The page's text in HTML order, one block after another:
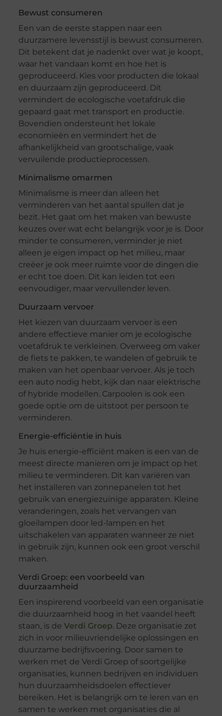
Bewust consumeren
Een van de eerste stappen naar een
duurzamere levensstijl is bewust consumeren.
Dit betekent dat je nadenkt over wat je koopt,
waar het vandaan komt en hoe het is
geproduceerd. Kies voor producten die lokaal
en duurzaam zijn geproduceerd. Dit
vermindert de ecologische voetafdruk die
gepaard gaat met transport en productie.
Bovendien ondersteunt het lokale
economieën en vermindert het de
afhankelijkheid van grootschalige, vaak
vervuilende productieprocessen.
Minimalisme omarmen
Minimalisme is meer dan alleen het
verminderen van het aantal spullen dat je
bezit. Het gaat om het maken van bewuste
keuzes over wat echt belangrijk voor je is. Door
minder te consumeren, verminder je niet
alleen je eigen impact op het milieu, maar
creëer je ook meer ruimte voor de dingen die
er echt toe doen. Dit kan leiden tot een
eenvoudiger, maar vervullender leven.
Duurzaam vervoer
Het kiezen van duurzaam vervoer is een
andere effectieve manier om je ecologische
voetafdruk te verkleinen. Overweeg om vaker
de fiets te pakken, te wandelen of gebruik te
maken van het openbaar vervoer. Als je toch
een auto nodig hebt, kijk dan naar elektrische
of hybride modellen. Carpoolen is ook een
goede optie om de uitstoot per persoon te
verminderen.
Energie-efficiëntie in huis
Je huis energie-efficiënt maken is een van de
meest directe manieren om je impact op het
milieu te verminderen. Dit kan variëren van
het installeren van zonnepanelen tot het
gebruik van energiezuinige apparaten. Kleine
veranderingen, zoals het vervangen van
gloeilampen door led-lampen en het
uitschakelen van apparaten wanneer ze niet
in gebruik zijn, kunnen ook een groot verschil
maken.
Verdi Groep: een voorbeeld van
duurzaamheid
Een inspirerend voorbeeld van een organisatie
die duurzaamheid hoog in het vaandel heeft
staan, is de Verdi Groep. Deze organisatie zet
zich in voor milieuvriendelijke oplossingen en
duurzame bedrijfsvoering. Door samen te
werken met de Verdi Groep of soortgelijke
organisaties, kunnen bedrijven en individuen
hun duurzaamheidsdoelen effectiever
bereiken. Het is belangrijk om te leren van en
samen te werken met organisaties die al